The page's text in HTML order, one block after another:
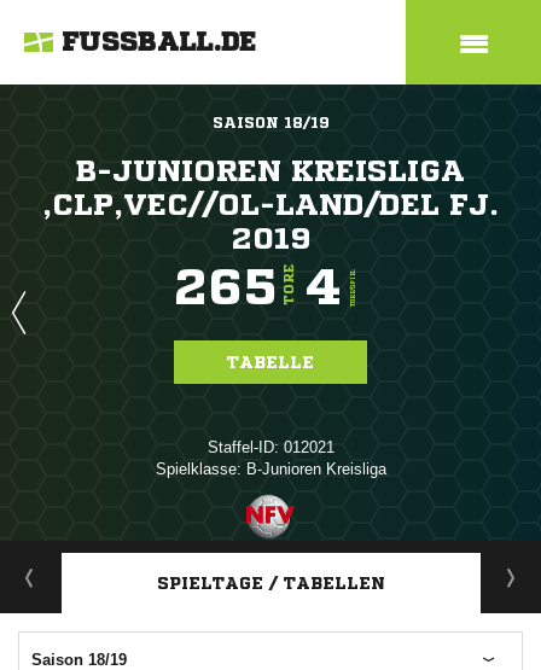
FUSSBALL.DE
SAISON 18/19
B-JUNIOREN KREISLIGA
,CLP,VEC//OL-LAND/DEL FJ.
2019
265 TORE 4 TORE/SPIEL
TABELLE
Staffel-ID: 012021
Spielklasse: B-Junioren Kreisliga
ANZEIGE
SPIELTAGE / TABELLEN
Saison 18/19